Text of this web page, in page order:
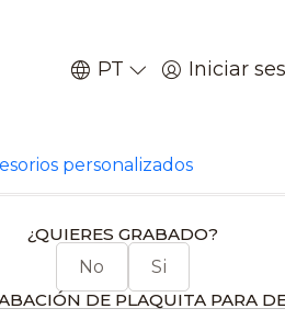
PT Iniciar
personalizados
de toro
¿QUIERES GRABADO?
No Si
DE PLAQUITA PARA